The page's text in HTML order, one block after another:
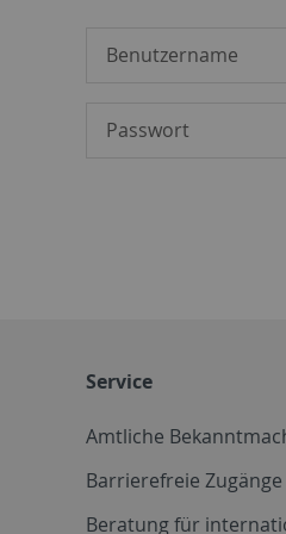
Service
Amtliche
Barrierefreie Zugänge
Beratung für